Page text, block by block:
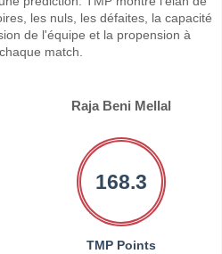
les nuls, les défaites, la capacité
de l'équipe et la propension à
match.
Raja Beni Mellal
168.3
TMP Points